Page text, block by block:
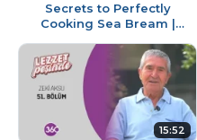
Secrets to Perfectly
Cooking Sea Bream |
of Flavor
15:52